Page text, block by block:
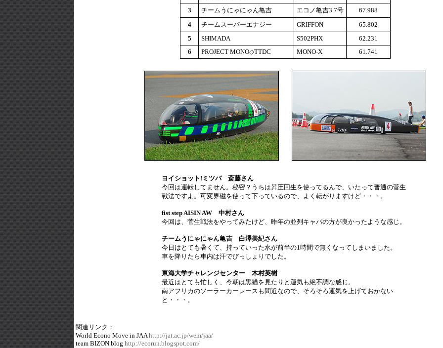
3
チームうにゃにゃん亀吉 エコノ亀吉3.7号
67.988
4
チームスーパーエナジー GRIFFON
65.802
5
SHIMADA S502PHX
62.231
6
PROJECT MONO◇TTDC MONO-X 61.741
ヨイショット!ミツバ 斎藤さん
今回は運転してません。秘密？うちは昇圧回生を使ってるんで、いたって普通の菅生
戦法ですよ。可変界磁を使って下っているので、よく転がりますけど・・・。
fist step AISIN AW 中村さん
今回は、菅生戦法をやってみたけど、昨年の並列キャパの方が良かったような感じ。
チームうにゃにゃん亀吉 白澤美紀さん
今日はとても暑くて、持っていった水が前半の1時間で無くなってしまいました。
車を降りたら車内は汗でびっしょりでした。
東海大学チャレンジセンター 木村英樹
最近はとても忙しく、今朝は黒猫を見たりと運気も絶不調な感じ。
南アフリカのソーラーカーレースも間近なので、そろそろ運気を上げておかない
と・・・。
関連リンク：
World Econo Move in JAAhttp://jat.ac.jp/wem/jaa/
team BIZON blog http://ecorun.blogspot.com/